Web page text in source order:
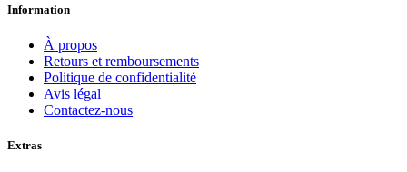
Information
À propos
Retours et remboursements
Politique de confidentialité
Avis légal
Contactez-nous
Extras